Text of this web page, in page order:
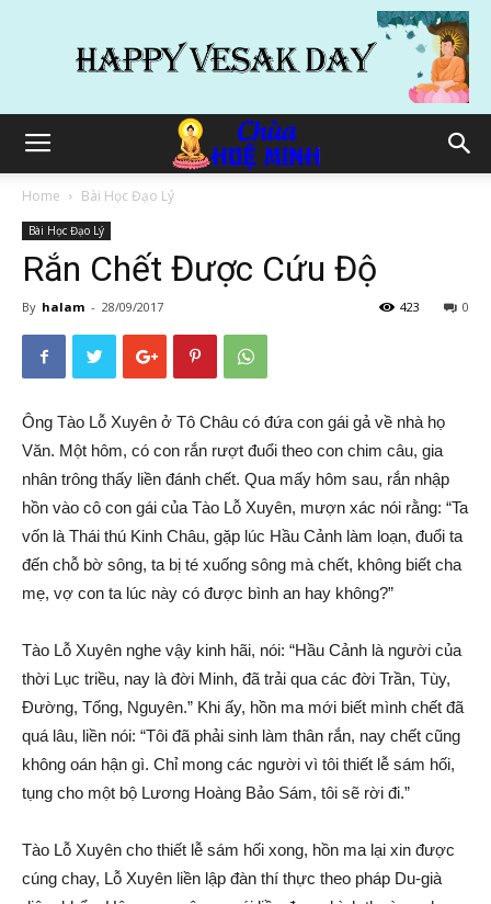
Home Bài Học Đạo Lý
Bài Học Đạo Lý
Rắn Chết Được Cứu Độ
By halam - 28/09/2017 0
423
Ông Tào Lỗ Xuyên ở Tô Châu có đứa con gái gả về nhà họ
Văn. Một hôm, có con rắn rượt đuổi theo con chim câu, gia
nhân trông thấy liền đánh chết. Qua mấy hôm sau, rắn nhập
hồn vào cô con gái của Tào Lỗ Xuyên, mượn xác nói rằng: “Ta
vốn là Thái thú Kinh Châu, gặp lúc Hầu Cảnh làm loạn, đuổi ta
đến chỗ bờ sông, ta bị té xuống sông mà chết, không biết cha
mẹ, vợ con ta lúc này có được bình an hay không?”
Tào Lỗ Xuyên nghe vậy kinh hãi, nói: “Hầu Cảnh là người của
thời Lục triều, nay là đời Minh, đã trải qua các đời Trần, Tùy,
Đường, Tống, Nguyên.” Khi ấy, hồn ma mới biết mình chết đã
quá lâu, liền nói: “Tôi đã phải sinh làm thân rắn, nay chết cũng
không oán hận gì. Chỉ mong các người vì tôi thiết lễ sám hối,
tụng cho một bộ Lương Hoàng Bảo Sám, tôi sẽ rời đi.”
Tào Lỗ Xuyên cho thiết lễ sám hối xong, hồn ma lại xin được
cúng chay, Lỗ Xuyên liền lập đàn thí thực theo pháp Du-già